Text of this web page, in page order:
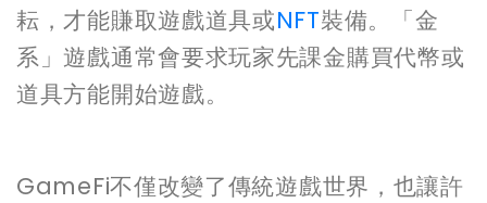
耘，才能賺取遊戲道具或NFT裝備。「金
系」遊戲通常會要求玩家先課金購買代幣或
道具方能開始遊戲。
GameFi不僅改變了傳統遊戲世界，也讓許